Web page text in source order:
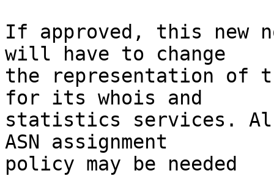
If approved, this new
will have to change
the representation of
for its whois and
statistics services.
ASN assignment
policy may be needed